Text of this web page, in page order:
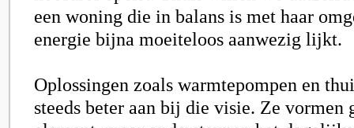
een woning die in balans is met haar
energie bijna moeiteloos aanwezig lijkt.
Oplossingen zoals warmtepompen en
steeds beter aan bij die visie. Ze vormen